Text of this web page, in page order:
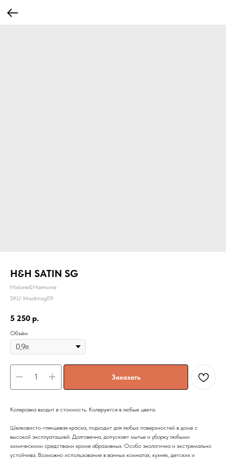
H&H SATIN SG
Historie&Harmonie
SKU: hhsatinsg09
5 250 р.
Объём
Заказать
Колеровка входит в стоимость. Колеруется в любые цвета.
Шелковисто-глянцевая краска, подходит для любых поверхностей в доме с
высокой эксплуатацией. Долговечна, допускает мытье и уборку любыми
химическими средствами кроме абразивных. Особо экологична и экстремально
устойчива. Возможно использование в ванных комнатах, кухнях, детских и